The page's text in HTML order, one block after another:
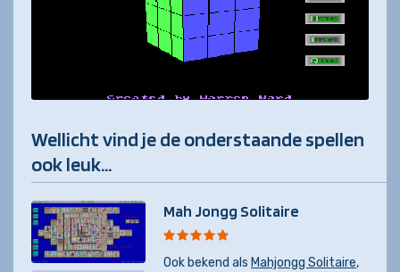
Wellicht vind je de onderstaande spellen
ook leuk...
Mah Jongg Solitaire
Ook bekend als Mahjongg Solitaire,